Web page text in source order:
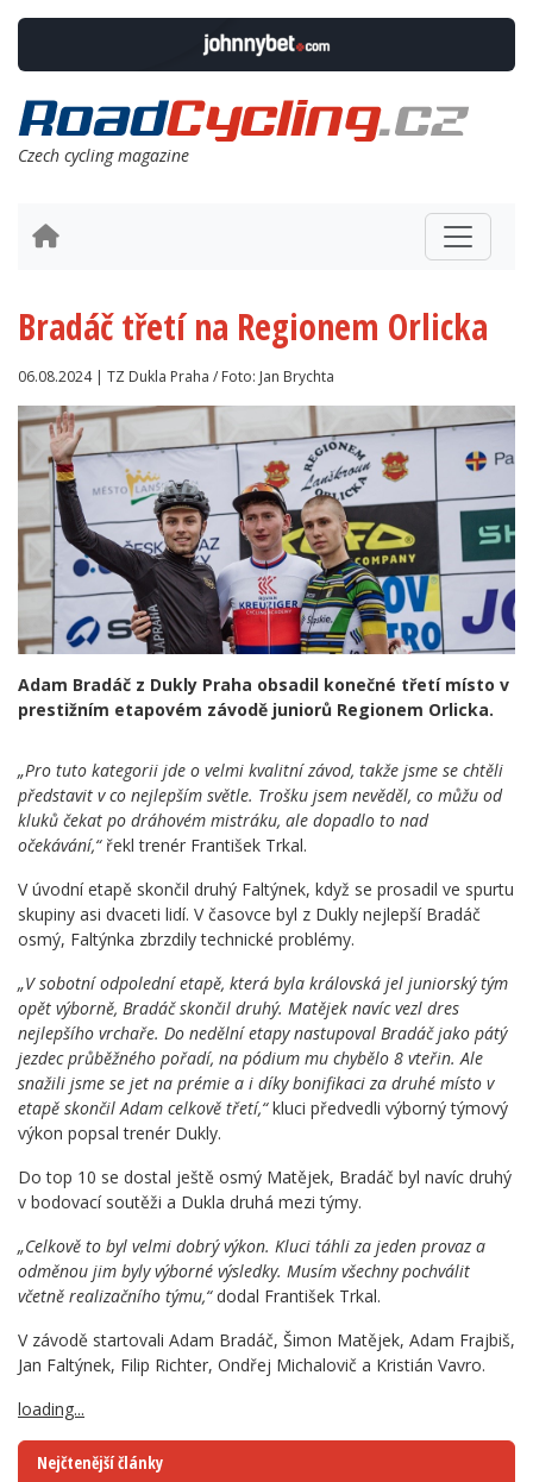
Czech cycling magazine
Bradáč třetí na Regionem Orlicka
06.08.2024 | TZ Dukla Praha / Foto: Jan Brychta
Adam Bradáč z Dukly Praha obsadil konečné třetí místo v
prestižním etapovém závodě juniorů Regionem Orlicka.
„Pro tuto kategorii jde o velmi kvalitní závod, takže jsme se chtěli
představit v co nejlepším světle. Trošku jsem nevěděl, co můžu od
kluků čekat po dráhovém mistráku, ale dopadlo to nad
očekávání,“řekl trenér František Trkal.
V úvodní etapě skončil druhý Faltýnek, když se prosadil ve spurtu
skupiny asi dvaceti lidí. V časovce byl z Dukly nejlepší Bradáč
osmý, Faltýnka zbrzdily technické problémy.
„V sobotní odpolední etapě, která byla královská jel juniorský tým
opět výborně, Bradáč skončil druhý. Matějek navíc vezl dres
nejlepšího vrchaře. Do nedělní etapy nastupoval Bradáč jako pátý
jezdec průběžného pořadí, na pódium mu chybělo 8 vteřin. Ale
snažili jsme se jet na prémie a i díky bonifikaci za druhé místo v
etapě skončil Adam celkově třetí,“kluci předvedli výborný týmový
výkon popsal trenér Dukly.
Do top 10 se dostal ještě osmý Matějek, Bradáč byl navíc druhý
v bodovací soutěži a Dukla druhá mezi týmy.
„Celkově to byl velmi dobrý výkon. Kluci táhli za jeden provaz a
odměnou jim byly výborné výsledky. Musím všechny pochválit
včetně realizačního týmu,“dodal František Trkal.
V závodě startovali Adam Bradáč, Šimon Matějek, Adam Frajbiš,
Jan Faltýnek, Filip Richter, Ondřej Michalovič a Kristián Vavro.
loading...
Nejčtenější články